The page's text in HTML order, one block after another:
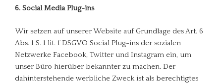
6. Social Media Plug-ins
Wir setzen auf unserer Website auf Grundlage des Art. 6
Abs. 1 S. 1 lit. f DSGVO Social Plug-ins der sozialen
Netzwerke Facebook, Twitter und Instagram ein, um
unser Büro hierüber bekannter zu machen. Der
dahinterstehende werbliche Zweck ist als berechtigtes